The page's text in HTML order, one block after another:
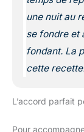
une nuit au
se fondre et
fondant. La
cette
L’accord parfait
Pour